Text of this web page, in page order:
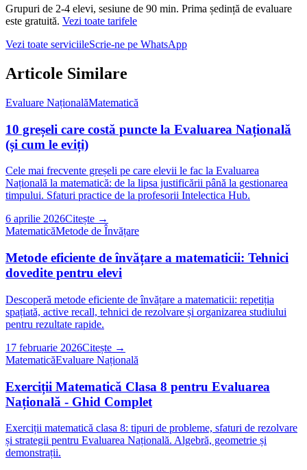
Grupuri de 2‑4 elevi, sesiune de 90 min. Prima ședință de evaluare
este gratuită. Vezi toate tarifele
Vezi toate serviciileScrie-ne pe WhatsApp
Articole Similare
Evaluare NaționalăMatematică
10 greșeli care costă puncte la Evaluarea Națională
(și cum le eviți)
Cele mai frecvente greșeli pe care elevii le fac la Evaluarea
Națională la matematică: de la lipsa justificării până la gestionarea
timpului. Sfaturi practice de la profesorii Intelectica Hub.
6 aprilie 2026Citește →
MatematicăMetode de Învățare
Metode eficiente de învățare a matematicii: Tehnici
dovedite pentru elevi
Descoperă metode eficiente de învățare a matematicii: repetiția
spațiată, active recall, tehnici de rezolvare și organizarea studiului
pentru rezultate rapide.
17 februarie 2026Citește →
MatematicăEvaluare Națională
Exerciții Matematică Clasa 8 pentru Evaluarea
Națională - Ghid Complet
Exerciții matematică clasa 8: tipuri de probleme, sfaturi de rezolvare
și strategii pentru Evaluarea Națională. Algebră, geometrie și
demonstrații.